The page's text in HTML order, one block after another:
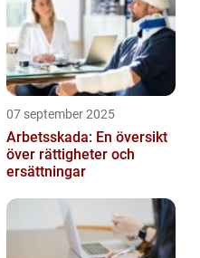
07 september 2025
Arbetsskada: En översikt
över rättigheter och
ersättningar